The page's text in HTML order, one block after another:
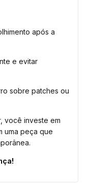
após a
e evitar
sobre patches ou
você investe em
uma peça que